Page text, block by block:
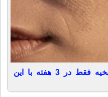
کاهش چشمگیر جای زخم و بخیه فقط در 3 هفته با این